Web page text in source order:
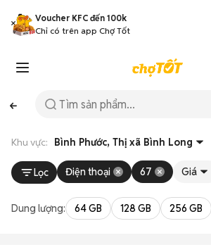
Voucher KFC đến 100k
Chỉ có trên app Chợ Tốt
Khu vực: Bình Phước, Thị xã Bình Long
Lọc Điện thoại 67 Giá
Dung lượng: 64 GB 128 GB 256 GB